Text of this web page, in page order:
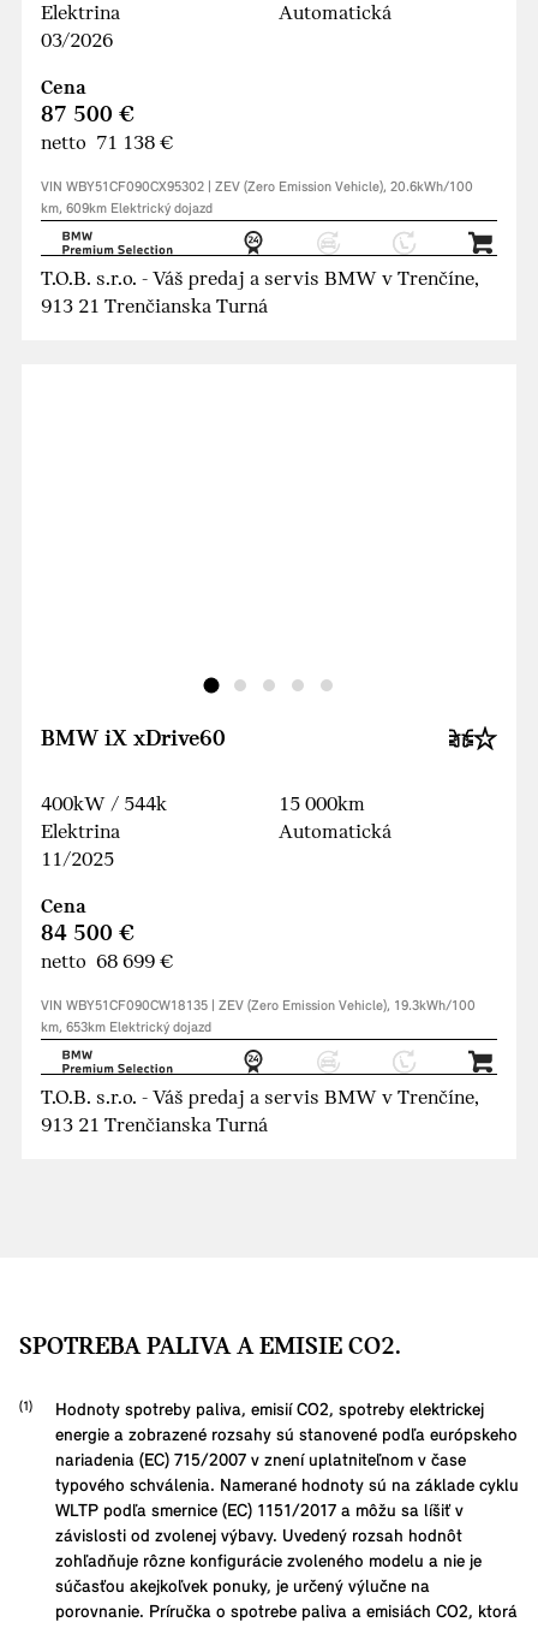
Elektrina
03/2026
Automatická
Cena
87 500 €
netto 71 138 €
VIN WBY51CF090CX95302 | ZEV (Zero Emission Vehicle), 20.6kWh/100
km, 609km Elektrický dojazd
T.O.B. s.r.o. - Váš predaj a servis BMW v Trenčíne,
913 21 Trenčianska Turná
BMW iX xDrive60
400kW / 544k
Elektrina
11/2025
15 000km
Automatická
Cena
84 500 €
netto 68 699 €
VIN WBY51CF090CW18135 | ZEV (Zero Emission Vehicle), 19.3kWh/100
km, 653km Elektrický dojazd
T.O.B. s.r.o. - Váš predaj a servis BMW v Trenčíne,
913 21 Trenčianska Turná
SPOTREBA PALIVA A EMISIE CO2.
Hodnoty spotreby paliva, emisií CO2, spotreby elektrickej
energie a zobrazené rozsahy sú stanovené podľa európskeho
nariadenia (EC) 715/2007 v znení uplatniteľnom v čase
typového schválenia. Namerané hodnoty sú na základe cyklu
WLTP podľa smernice (EC) 1151/2017 a môžu sa líšiť v
závislosti od zvolenej výbavy. Uvedený rozsah hodnôt
zohľadňuje rôzne konfigurácie zvoleného modelu a nie je
súčasťou akejkoľvek ponuky, je určený výlučne na
porovnanie. Príručka o spotrebe paliva a emisiách CO2, ktorá